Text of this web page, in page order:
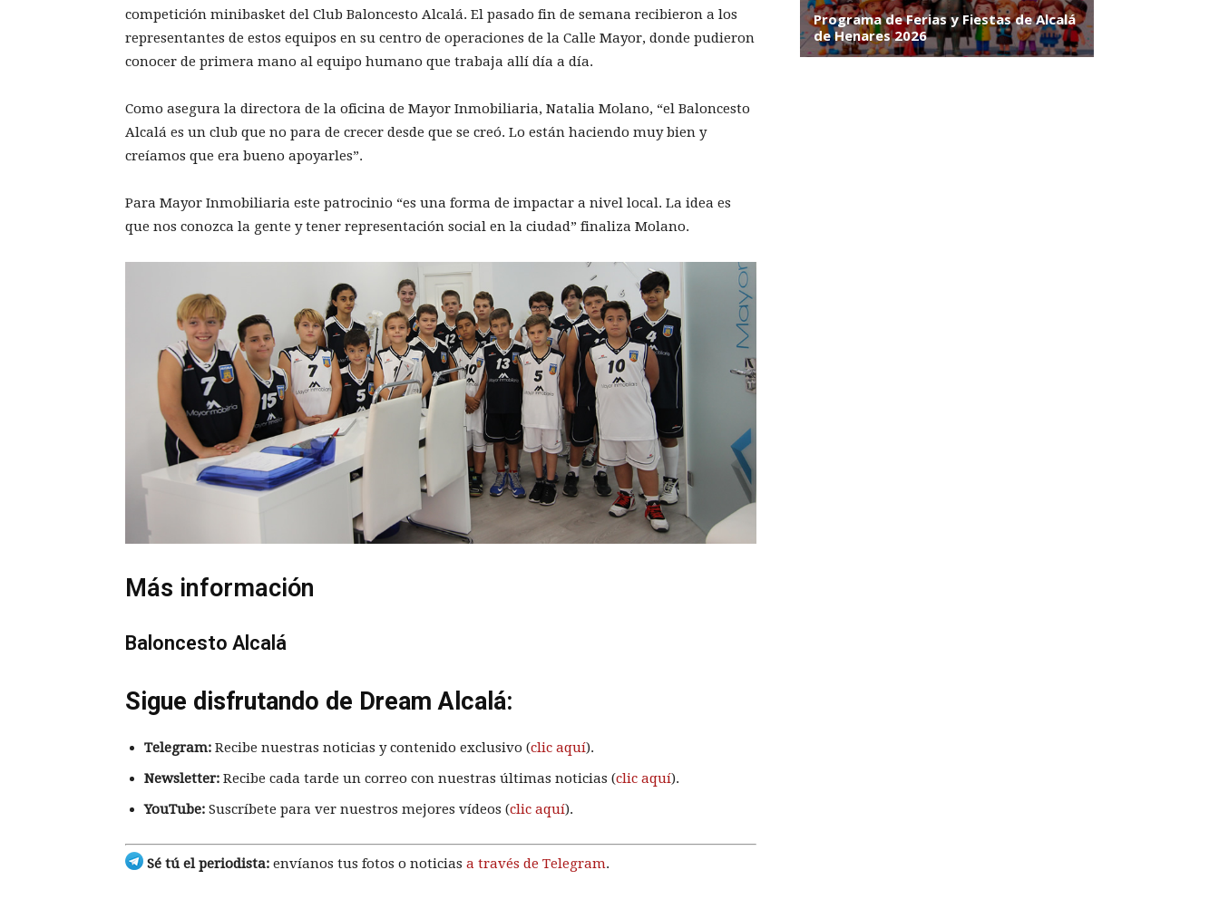
competición minibasket del Club Baloncesto Alcalá. El pasado fin de semana recibieron a los
representantes de estos equipos en su centro de operaciones de la Calle Mayor, donde pudieron
conocer de primera mano al equipo humano que trabaja allí día a día.
Como asegura la directora de la oficina de Mayor Inmobiliaria, Natalia Molano, “el Baloncesto
Alcalá es un club que no para de crecer desde que se creó. Lo están haciendo muy bien y
creíamos que era bueno apoyarles”.
Para Mayor Inmobiliaria este patrocinio “es una forma de impactar a nivel local. La idea es
que nos conozca la gente y tener representación social en la ciudad” finaliza Molano.
Más información
Baloncesto Alcalá
Sigue disfrutando de Dream Alcalá:
Telegram: Recibe nuestras noticias y contenido exclusivo (clic aquí).
Newsletter: Recibe cada tarde un correo con nuestras últimas noticias (clic aquí).
YouTube: Suscríbete para ver nuestros mejores vídeos (clic aquí).
Sé tú el periodista: envíanos tus fotos o noticias a través de Telegram.